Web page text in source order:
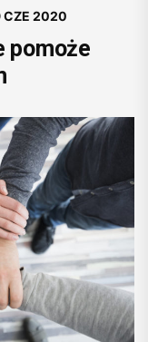
CZE 2020
pomoże